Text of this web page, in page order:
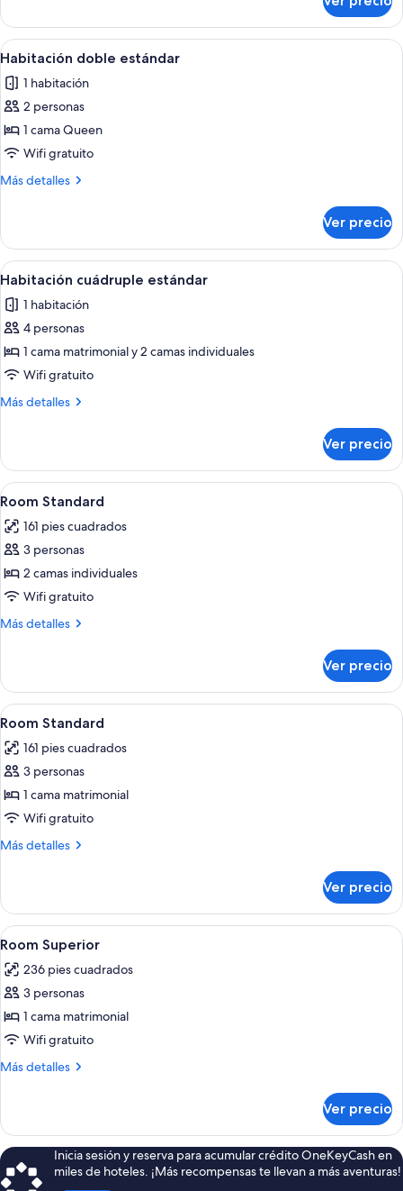
doble
superior
Abrir
todas
las
fotos
de
Habitación
doble
Una habitación de hotel con una
1
Habitación doble estándar
1 habitación
2 personas
1 cama Queen
Wifi gratuito
Más detalles
Más
doble
estándar
Ver precio
Abrir
todas
las
fotos
de
Habitación
cuádruple
Un dormitorio ordenado con
1
Habitación cuádruple estándar
1 habitación
4 personas
1 cama matrimonial y 2 camas individuales
Wifi gratuito
Más detalles
Más
cuádruple
estándar
Ver precio
Abrir
todas
las
fotos
de
Room
Standard
Ropa de cama de alta calidad y
5
Room Standard
161 pies cuadrados
3 personas
2 camas individuales
Wifi gratuito
Más detalles
Más
Standard
Ver precio
Abrir
todas
las
fotos
de
Room
Standard
Ropa de cama de alta calidad y
6
Room Standard
161 pies cuadrados
3 personas
1 cama matrimonial
Wifi gratuito
Más detalles
Más
Standard
Ver precio
Abrir
todas
las
fotos
de
Room
Superior
Ropa de cama de alta calidad y
7
Room Superior
236 pies cuadrados
3 personas
1 cama matrimonial
Wifi gratuito
Más detalles
Más
Superior
Ver precio
Inicia sesión y reserva para acumular crédito OneKeyCash en
miles de hoteles. ¡Más recompensas te llevan a más aventuras!